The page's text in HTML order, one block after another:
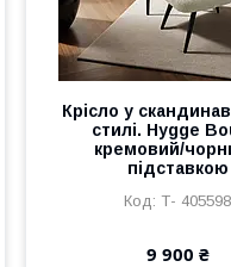
Крісло у
стилі. Hygge
кремовий/
підставкою
Т- 405598
9 900 ₴